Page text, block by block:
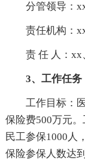
分管领导：
责任机构：
责 任 人：
3、工作任
工作目标：
保险费500万元
民工参保1000人
保险参保人数达